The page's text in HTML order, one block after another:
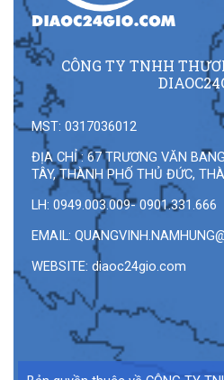
CÔNG TY TNHH
MST: 0317036012
ĐỊA CHỈ : 67 TRƯƠNG VĂN
TÂY, THÀNH PHỐ THỦ ĐỨC,
LH: 0949.003.009- 0901.331.666
EMAIL:
WEBSITE: diaoc24gio.com